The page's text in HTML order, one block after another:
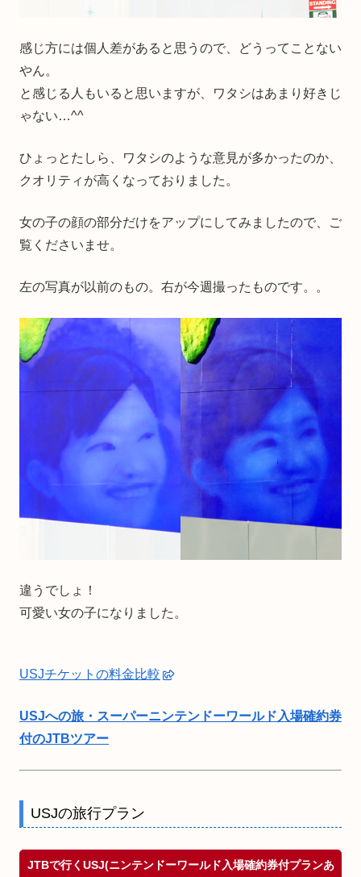
感じ方には個人差があると思うので、どうってことない
やん。
と感じる人もいると思いますが、ワタシはあまり好きじ
ゃない…^^
ひょっとたしら、ワタシのような意見が多かったのか、
クオリティが高くなっておりました。
女の子の顔の部分だけをアップにしてみましたので、ご
覧くださいませ。
左の写真が以前のもの。右が今週撮ったものです。。
違うでしょ！
可愛い女の子になりました。
USJチケットの料金比較
USJへの旅・スーパーニンテンドーワールド入場確約券
付のJTBツアー
USJの旅行プラン
JTBで行くUSJ(ニンテンドーワールド入場確約券付プランあ